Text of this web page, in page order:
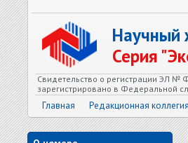
Серия
Свидетельство о регистрации ЭЛ №
зарегистрировано в Федеральной
Главная Редакционная коллегия